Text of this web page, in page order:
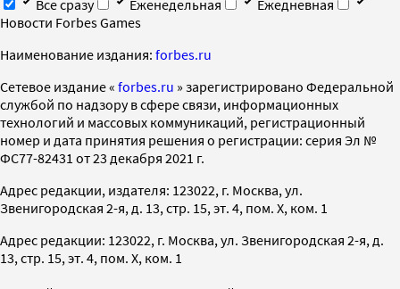
Все сразу
Еженедельная
Ежедневная
Новости Forbes Games
Наименование издания: forbes.ru
Cетевое издание « forbes.ru » зарегистрировано Федеральной
службой по надзору в сфере связи, информационных
технологий и массовых коммуникаций, регистрационный
номер и дата принятия решения о регистрации: серия Эл №
ФС77-82431 от 23 декабря 2021 г.
Адрес редакции, издателя: 123022, г. Москва, ул.
Звенигородская 2-я, д. 13, стр. 15, эт. 4, пом. X, ком. 1
Адрес редакции: 123022, г. Москва, ул. Звенигородская 2-я, д.
13, стр. 15, эт. 4, пом. X, ком. 1